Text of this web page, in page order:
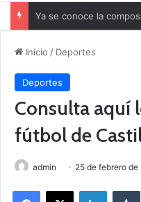
Inicio / Deportes
Deportes
Consulta aquí
fútbol de
admin 25 de febrero de